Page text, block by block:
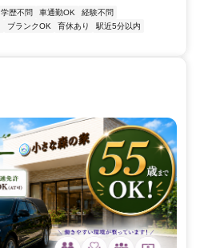
学歴不問 車通勤OK
経験不問
ブランクOK 育休あり
駅近5分以内